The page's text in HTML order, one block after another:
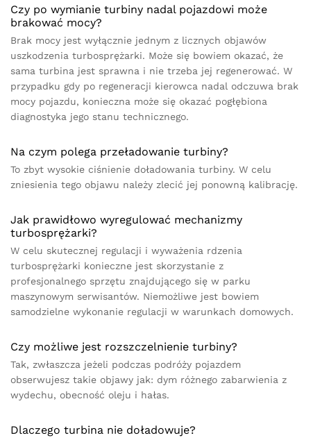
Czy po wymianie turbiny nadal pojazdowi może
brakować mocy?
Brak mocy jest wyłącznie jednym z licznych objawów
uszkodzenia turbosprężarki. Może się bowiem okazać, że
sama turbina jest sprawna i nie trzeba jej regenerować. W
przypadku gdy po regeneracji kierowca nadal odczuwa brak
mocy pojazdu, konieczna może się okazać pogłębiona
diagnostyka jego stanu technicznego.
Na czym polega przeładowanie turbiny?
To zbyt wysokie ciśnienie doładowania turbiny. W celu
zniesienia tego objawu należy zlecić jej ponowną kalibrację.
Jak prawidłowo wyregulować mechanizmy
turbosprężarki?
W celu skutecznej regulacji i wyważenia rdzenia
turbosprężarki konieczne jest skorzystanie z
profesjonalnego sprzętu znajdującego się w parku
maszynowym serwisantów. Niemożliwe jest bowiem
samodzielne wykonanie regulacji w warunkach domowych.
Czy możliwe jest rozszczelnienie turbiny?
Tak, zwłaszcza jeżeli podczas podróży pojazdem
obserwujesz takie objawy jak: dym różnego zabarwienia z
wydechu, obecność oleju i hałas.
Dlaczego turbina nie doładowuje?